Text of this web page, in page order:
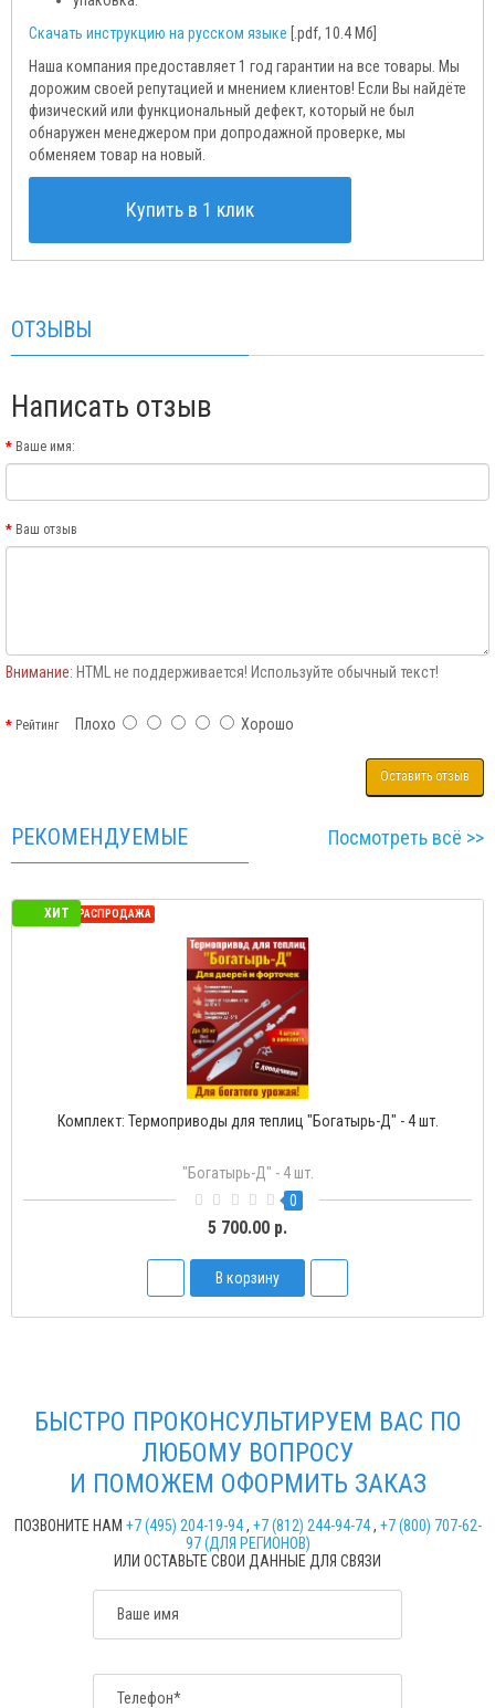
Скачать инструкцию на русском языке [.pdf, 10.4 Мб]
Наша компания предоставляет 1 год гарантии на все товары. Мы
дорожим своей репутацией и мнением клиентов! Если Вы найдёте
физический или функциональный дефект, который не был
обнаружен менеджером при допродажной проверке, мы
обменяем товар на новый.
Купить в 1 клик
ОТЗЫВЫ
Написать отзыв
Ваше имя:
Ваш отзыв
Внимание: HTML не поддерживается! Используйте обычный текст!
РейтингПлохо Хорошо
Оставить отзыв
РЕКОМЕНДУЕМЫЕ Посмотреть всё >>
ХИТ
СЕЗОННАЯ РАСПРОДАЖА
Комплект: Термоприводы для теплиц "Богатырь-Д" - 4 шт.
"Богатырь-Д" - 4 шт.
0
5 700.00 р.
В корзину
БЫСТРО ПРОКОНСУЛЬТИРУЕМ ВАС ПО
ЛЮБОМУ ВОПРОСУ
И ПОМОЖЕМ ОФОРМИТЬ ЗАКАЗ
ПОЗВОНИТЕ НАМ +7 (495) 204-19-94, +7 (812) 244-94-74, +7 (800) 707-62-
97 (ДЛЯ РЕГИОНОВ)
ИЛИ ОСТАВЬТЕ СВОИ ДАННЫЕ ДЛЯ СВЯЗИ
Ваше имя
Телефон*